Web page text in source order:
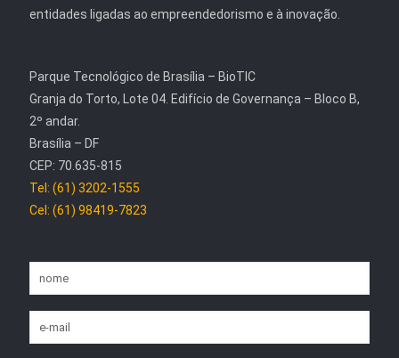
entidades ligadas ao empreendedorismo e à inovação.
Parque Tecnológico de Brasília – BioTIC
Granja do Torto, Lote 04. Edifício de Governança – Bloco B,
2º andar.
Brasília – DF
CEP: 70.635-815
Tel: (61) 3202-1555
Cel: (61) 98419-7823